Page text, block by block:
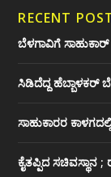
RECENT
ಬೆಳಗಾವಿಗೆ
ಸಿಡಿದೆದ್ದ ಹೆಬ್ಬಾಳಕರ್
ಸಾಹುಕಾರರ
ಕೈತಪ್ಪಿದ ಸಚಿವಸ್ಥಾನ